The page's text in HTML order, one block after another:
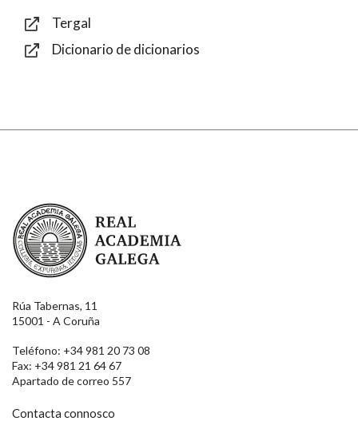
Tergal
Dicionario de dicionarios
Real Academia Galega
Rúa Tabernas, 11
15001 - A Coruña
Teléfono: +34 981 20 73 08
Fax: +34 981 21 64 67
Apartado de correo 557
Contacta connosco